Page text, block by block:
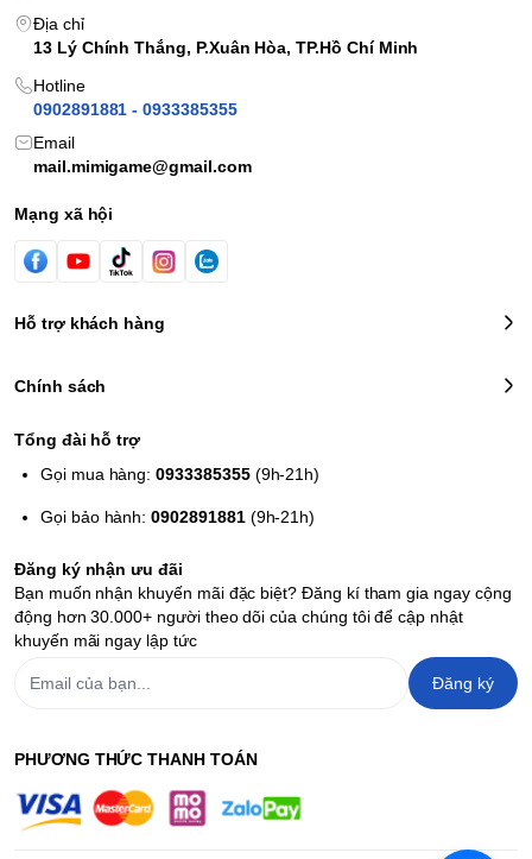
Địa chỉ
13 Lý Chính Thắng, P.Xuân Hòa, TP.Hồ Chí Minh
Hotline
0902891881 - 0933385355
Email
mail.mimigame@gmail.com
Mạng xã hội
Hỗ trợ khách hàng
Chính sách
Tổng đài hỗ trợ
Gọi mua hàng:0933385355(9h-21h)
Gọi bảo hành:0902891881(9h-21h)
Đăng ký nhận ưu đãi
Bạn muốn nhận khuyến mãi đặc biệt? Đăng kí tham gia ngay cộng
động hơn 30.000+ người theo dõi của chúng tôi để cập nhật
khuyến mãi ngay lập tức
Đăng ký
PHƯƠNG THỨC THANH TOÁN